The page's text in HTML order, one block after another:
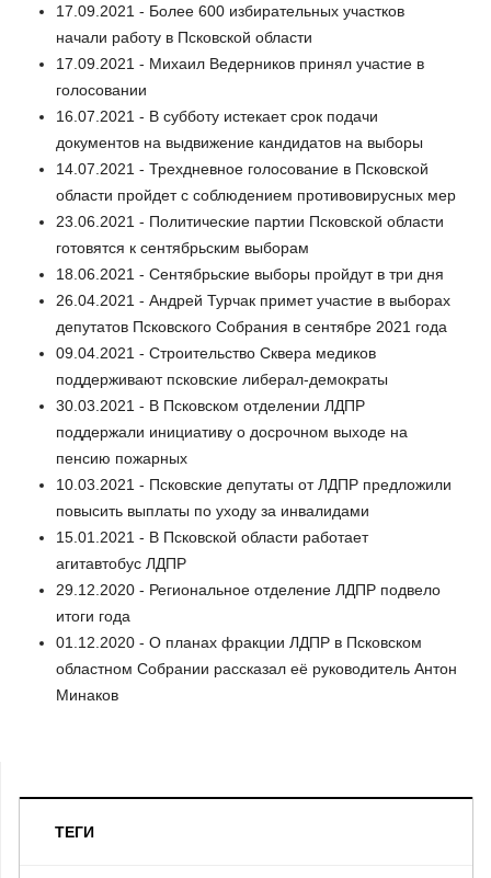
17.09.2021 - Более 600 избирательных участков
начали работу в Псковской области
17.09.2021 - Михаил Ведерников принял участие в
голосовании
16.07.2021 - В субботу истекает срок подачи
документов на выдвижение кандидатов на выборы
14.07.2021 - Трехдневное голосование в Псковской
области пройдет с соблюдением противовирусных мер
23.06.2021 - Политические партии Псковской области
готовятся к сентябрьским выборам
18.06.2021 - Сентябрьские выборы пройдут в три дня
26.04.2021 - Андрей Турчак примет участие в выборах
депутатов Псковского Собрания в сентябре 2021 года
09.04.2021 - Строительство Сквера медиков
поддерживают псковские либерал-демократы
30.03.2021 - В Псковском отделении ЛДПР
поддержали инициативу о досрочном выходе на
пенсию пожарных
10.03.2021 - Псковские депутаты от ЛДПР предложили
повысить выплаты по уходу за инвалидами
15.01.2021 - В Псковской области работает
агитавтобус ЛДПР
29.12.2020 - Региональное отделение ЛДПР подвело
итоги года
01.12.2020 - О планах фракции ЛДПР в Псковском
областном Собрании рассказал её руководитель Антон
Минаков
ТЕГИ